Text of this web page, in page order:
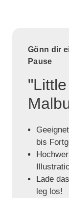
Gönn dir
Pause
bis
Lade
leg los!